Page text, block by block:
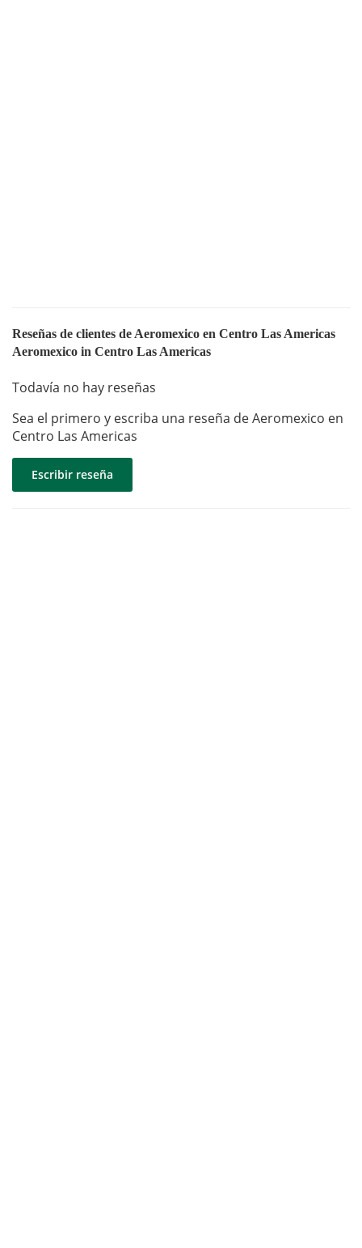
Reseñas de clientes de Aeromexico en Centro Las Americas
Aeromexico in Centro Las Americas
Todavía no hay reseñas
Sea el primero y escriba una reseña de Aeromexico en
Centro Las Americas
Escribir reseña